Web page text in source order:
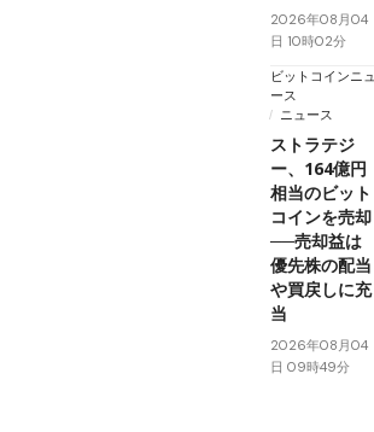
2026年08月04
日 10時02分
ビットコインニュ
ース
ニュース
ストラテジ
ー、164億円
相当のビット
コインを売却
──売却益は
優先株の配当
や買戻しに充
当
2026年08月04
日 09時49分